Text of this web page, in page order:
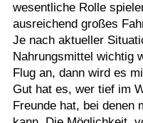
wesentliche Rolle
ausreichend großes
Je nach aktueller
Nahrungsmittel wichtig
Flug an, dann wird es
Gut hat es, wer tief im
Freunde hat, bei denen